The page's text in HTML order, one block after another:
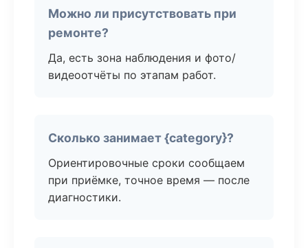
Можно ли присутствовать при
ремонте?
Да, есть зона наблюдения и фото/
видеоотчёты по этапам работ.
Сколько занимает {category}?
Ориентировочные сроки сообщаем
при приёмке, точное время — после
диагностики.